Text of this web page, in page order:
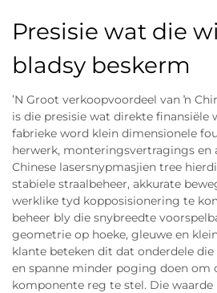
Presisie wat die
bladsy beskerm
ʼN Groot verkoopvoordeel van ŉ
is die presisie wat direkte finansiële
fabrieke word klein dimensionele
herwerk, monteringsvertragings en
Chinese lasersnypmasjien tree
stabiele straalbeheer, akkurate
werklike tyd kopposisionering te
beheer bly die snybreedte
geometrie op hoeke, gleuwe en
klante beteken dit dat onderdele die
en spanne minder poging doen om
komponente reg te stel. Die waarde